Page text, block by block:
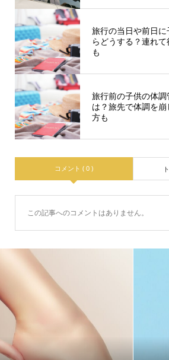
旅行の当日や前日
らどうする？連れ
も
旅行前の子供の体調
は？旅先で体調を崩
方も
コメント ( 0 )
この記事へのコメントはありません。